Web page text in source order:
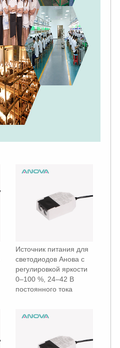
Источник питания для
светодиодов Анова с
регулировкой яркости
0–100 %, 24–42 В
постоянного тока